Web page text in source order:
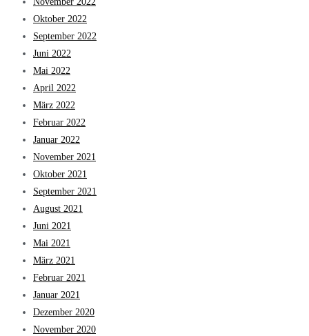
Oktober 2022
September 2022
Juni 2022
Mai 2022
April 2022
März 2022
Februar 2022
Januar 2022
November 2021
Oktober 2021
September 2021
August 2021
Juni 2021
Mai 2021
März 2021
Februar 2021
Januar 2021
Dezember 2020
November 2020